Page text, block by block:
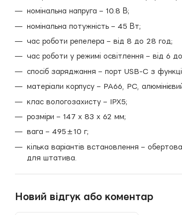
номінальна напруга – 10.8 В;
номінальна потужність – 45 Вт;
час роботи репелера – від 8 до 28 год;
час роботи у режимі освітлення – від 6
спосіб заряджання – порт USB-C з
матеріали корпусу – PA66, PC,
клас вологозахисту – IPX5;
розміри – 147 х 83 х 62 мм;
вага – 495±10 г;
кілька варіантів встановлення –
для штатива.
Новий відгук або коментар